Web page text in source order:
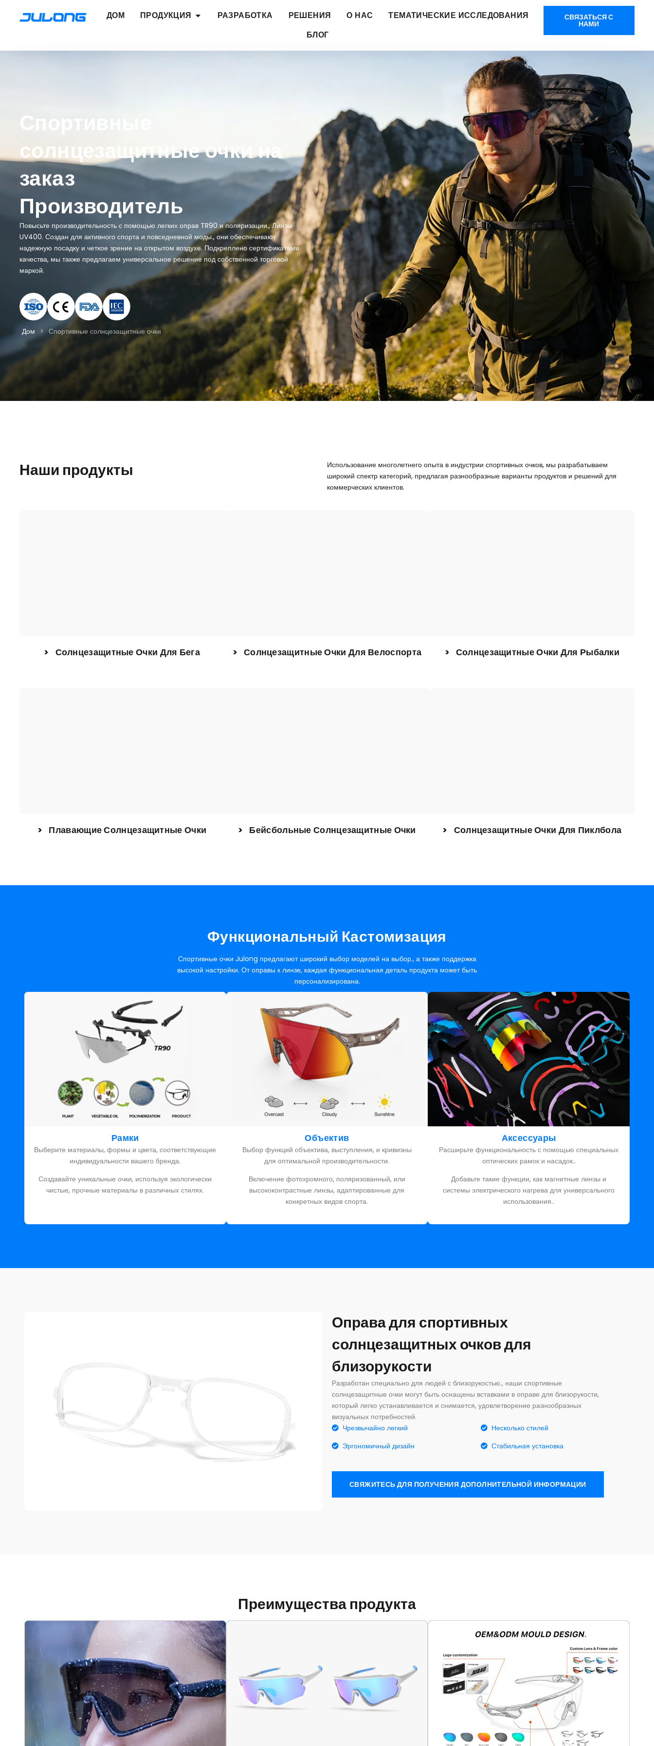
ДОМ ПРОДУКЦИЯ РАЗРАБОТКА РЕШЕНИЯ О НАС
ТЕМАТИЧЕСКИЕ ИССЛЕДОВАНИЯ
БЛОГ
СВЯЗАТЬСЯ С
НАМИ
Спортивные
солнцезащитные очки на
заказ
Производитель
Повысьте производительность с помощью легких оправ TR90 и поляризации., Линзы
UV400. Создан для активного спорта и повседневной моды., они обеспечивают
надежную посадку и четкое зрение на открытом воздухе. Подкреплено сертификатами
качества, мы также предлагаем универсальное решение под собственной торговой
маркой.
Дом > Спортивные солнцезащитные очки
Наши продукты
Использование многолетнего опыта в индустрии спортивных очков, мы разрабатываем
широкий спектр категорий, предлагая разнообразные варианты продуктов и решений для
коммерческих клиентов.
> Солнцезащитные Очки Для Бега > Солнцезащитные Очки Для Велоспорта > Солнцезащитные Очки Для Рыбалки
> Плавающие Солнцезащитные Очки > Бейсбольные Солнцезащитные Очки > Солнцезащитные Очки Для Пиклбола
Функциональный Кастомизация
Спортивные очки Julong предлагают широкий выбор моделей на выбор., а также поддержка
высокой настройки. От оправы к линзе, каждая функциональная деталь продукта может быть
персонализирована.
Рамки
Выберите материалы, формы и цвета, соответствующие
индивидуальности вашего бренда.
Создавайте уникальные очки, используя экологически
чистые, прочные материалы в различных стилях.
Объектив
Выбор функций объектива, выступления, и кривизны
для оптимальной производительности.
Включение фотохромного, поляризованный, или
высококонтрастные линзы, адаптированные для
конкретных видов спорта.
Аксессуары
Расширьте функциональность с помощью специальных
оптических рамок и насадок..
Добавьте такие функции, как магнитные линзы и
системы электрического нагрева для универсального
использования..
Оправа для спортивных
солнцезащитных очков для
близорукости
Разработан специально для людей с близорукостью., наши спортивные
солнцезащитные очки могут быть оснащены вставками в оправе для близорукости,
который легко устанавливается и снимается, удовлетворение разнообразных
визуальных потребностей.
Чрезвычайно легкий
Эргономичный дизайн
Несколько стилей
Стабильная установка
СВЯЖИТЕСЬ ДЛЯ ПОЛУЧЕНИЯ ДОПОЛНИТЕЛЬНОЙ ИНФОРМАЦИИ
Преимущества продукта